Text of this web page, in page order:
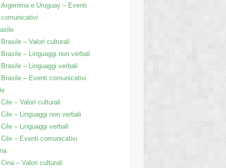
Argentina e Uruguay – Eventi
comunicativi
Brasile – Valori culturali
Brasile – Linguaggi non verbali
Brasile – Linguaggi verbali
Brasile – Eventi comunicativi
Cile – Valori culturali
Cile – Linguaggi non verbali
Cile – Linguaggi verbali
Cile – Eventi comunicativi
Cina – Valori culturali